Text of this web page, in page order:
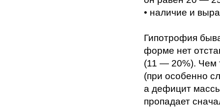
• наличие и
Гипотрофия
форме нет
(11 — 20%). Чем
(при особенно
а дефицит
пропадает